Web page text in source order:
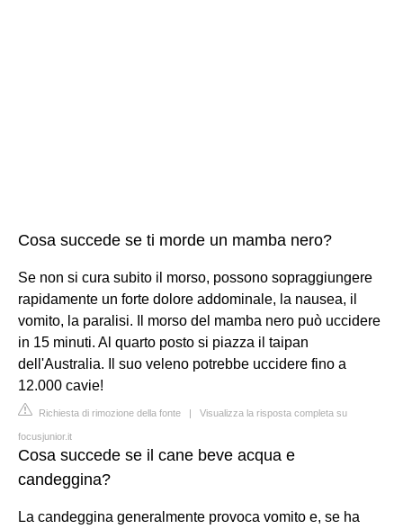
Cosa succede se ti morde un mamba nero?
Se non si cura subito il morso, possono sopraggiungere
rapidamente un forte dolore addominale, la nausea, il
vomito, la paralisi. Il morso del mamba nero può uccidere
in 15 minuti. Al quarto posto si piazza il taipan
dell'Australia. Il suo veleno potrebbe uccidere fino a
12.000 cavie!
Richiesta di rimozione della fonte | Visualizza la risposta completa su
focusjunior.it
Cosa succede se il cane beve acqua e
candeggina?
La candeggina generalmente provoca vomito e, se ha